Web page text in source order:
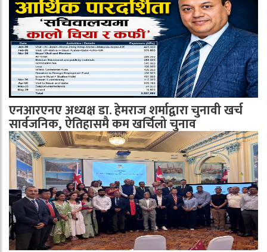
एनआरएनए अध्यक्ष डा. हेमराज शर्माद्वारा चुनावी खर्च
सार्वजनिक, ऐतिहासमै कम खर्चिलो चुनाव